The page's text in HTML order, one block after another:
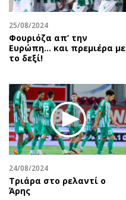
25/08/2024
Φουριόζα απ’ την
Ευρώπη… και πρεμιέρα με
το δεξί!
24/08/2024
Τριάρα στο ρελαντί ο
Άρης